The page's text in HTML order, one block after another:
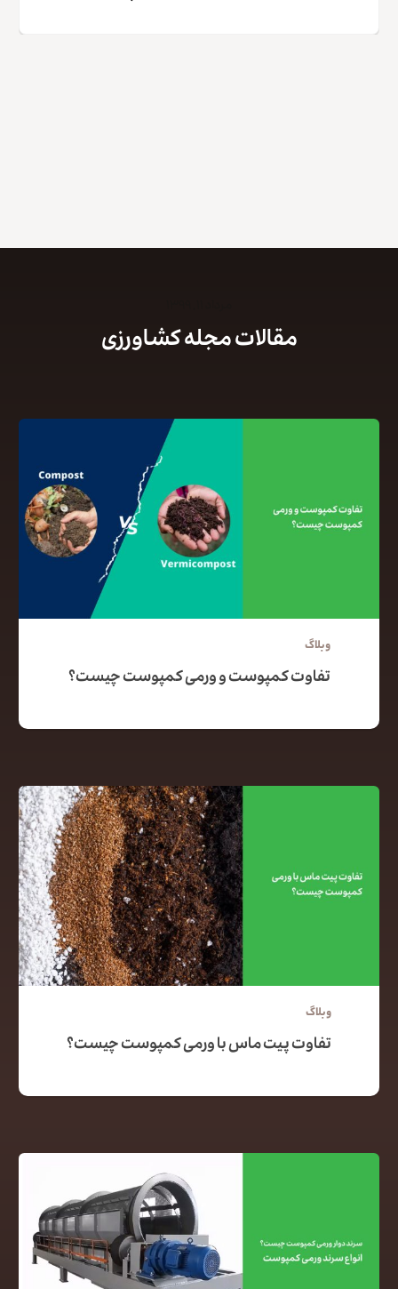
مقالات مجله کشاورزی
وبلاگ
تفاوت کمپوست و ورمی کمپوست چیست؟
وبلاگ
تفاوت پیت ماس با ورمی کمپوست چیست؟